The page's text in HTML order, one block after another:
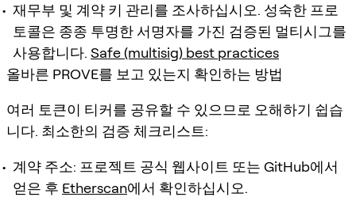
재무부 및 계약 키 관리를 조사하십시오. 성숙한 프로
토콜은 종종 투명한 서명자를 가진 검증된 멀티시그를
사용합니다. Safe (multisig) best practices
올바른 PROVE를 보고 있는지 확인하는 방법
여러 토큰이 티커를 공유할 수 있으므로 오해하기 쉽습
니다. 최소한의 검증 체크리스트:
계약 주소: 프로젝트 공식 웹사이트 또는 GitHub에서
얻은 후 Etherscan에서 확인하십시오.